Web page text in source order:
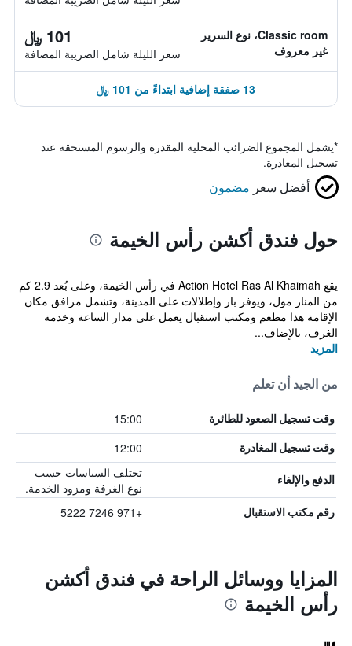
Classic room، نوع السرير
غير معروف
101 ﷼
سعر الليلة شامل الصريبة المضافة
13 صفقة إضافية ابتداءً من 101 ﷼
*يشمل المجموع الضرائب المحلية المقدرة والرسوم المستحقة عند
تسجيل المغادرة.
أفضل سعر مضمون
حول فندق أكشن رأس الخيمة
يقع Action Hotel Ras Al Khaimah في رأس الخيمة، وعلى بُعد 2.9 كم
من المنار مول، ويوفر بار وإطلالات على المدينة، وتشمل مرافق مكان
الإقامة هذا مطعم ومكتب استقبال يعمل على مدار الساعة وخدمة
الغرف، بالإضاف...
المزيد
من الجيد أن تعلم
وقت تسجيل الصعود للطائرة 15:00
وقت تسجيل المغادرة 12:00
الدفع والإلغاء
تختلف السياسات حسب
نوع الغرفة ومزود الخدمة.
رقم مكتب الاستقبال +971 7246 5222
المزايا ووسائل الراحة في فندق أكشن
رأس الخيمة